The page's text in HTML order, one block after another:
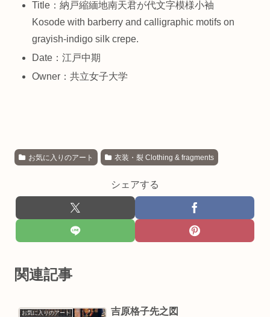
Title：納戸縮緬地南天君が代文字模様小袖
Kosode with barberry and calligraphic motifs on
grayish-indigo silk crepe.
Date：江戸中期
Owner：共立女子大学
お気に入りのアート 衣装・裂 Clothing & fragments
シェアする
関連記事
お気に入りのアート 吉原格子先之図